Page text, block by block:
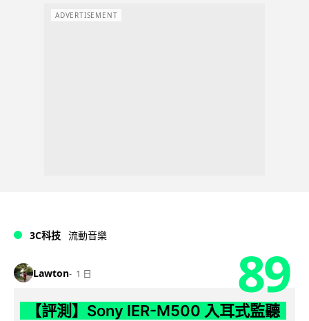
ADVERTISEMENT
3C科技 流動音樂
Lawton 1 日 89
【評測】Sony IER-M500 入耳式監聽